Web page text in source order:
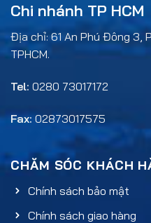
Chi nhánh TP HCM
Địa chỉ: 61 An Phú Đông 3,
TPHCM.
Tel: 0280 73017172
Fax:02873017575
CHĂM SÓC KHÁCH
Chính sách bảo mật
Chính sách giao hàng